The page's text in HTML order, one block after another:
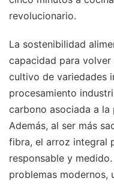
revolucionario.
La sostenibilidad
capacidad para volver
cultivo de variedades
procesamiento
carbono asociada a
Además, al ser más
fibra, el arroz integral
responsable y
problemas modernos,